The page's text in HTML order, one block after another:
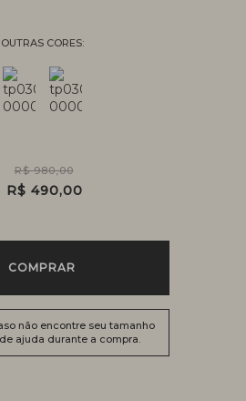
R$ 980,00
R$ 490,00
COMPRAR
não encontre seu tamanho
ajuda durante a compra.